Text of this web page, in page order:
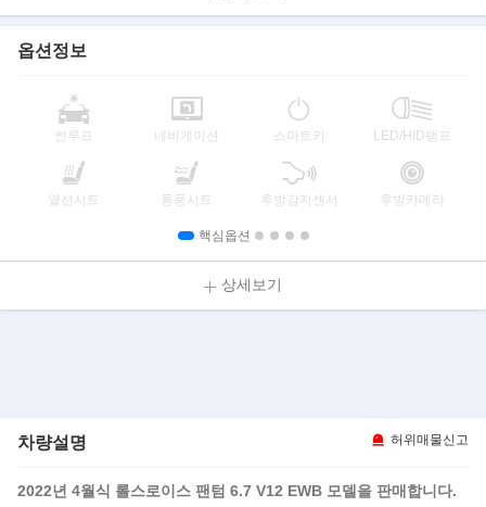
옵션정보
썬루프 네비게이션 스마트키 LED/HID램프
열선시트 통풍시트 후방감지센서 후방카메라
핵심옵션
상세보기
차량설명 허위매물신고
2022년 4월식 롤스로이스 팬텀 6.7 V12 EWB 모델을 판매합니다.